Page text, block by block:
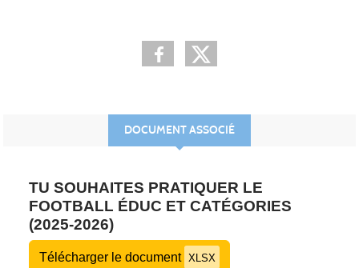
DOCUMENT ASSOCIÉ
TU SOUHAITES PRATIQUER LE
FOOTBALL ÉDUC ET CATÉGORIES
(2025-2026)
Télécharger le document XLSX